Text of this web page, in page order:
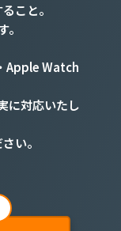
こと。
Apple Watch
に対応いたし
い。